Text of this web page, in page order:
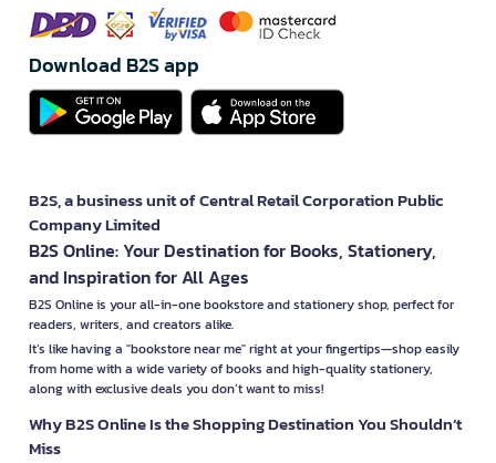
Download B2S app
B2S, a business unit of Central Retail Corporation Public
Company Limited
B2S Online: Your Destination for Books, Stationery,
and Inspiration for All Ages
B2S Online is your all-in-one bookstore and stationery shop, perfect for
readers, writers, and creators alike.
It’s like having a "bookstore near me" right at your fingertips—shop easily
from home with a wide variety of books and high-quality stationery,
along with exclusive deals you don’t want to miss!
Why B2S Online Is the Shopping Destination You Shouldn’t
Miss